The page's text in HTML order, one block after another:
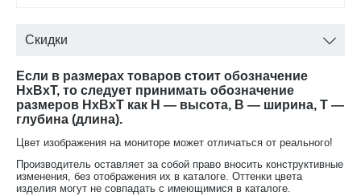
Скидки
Если в размерах товаров стоит обозначение
HxBxT, то следует принимать обозначение
размеров HxBxT как H — высота, B — ширина, T —
глубина (длина).
Цвет изображения на мониторе может отличаться от реального!
Производитель оставляет за собой право вносить конструктивные
изменения, без отображения их в каталоге. Оттенки цвета
изделия могут не совпадать с имеющимися в каталоге.